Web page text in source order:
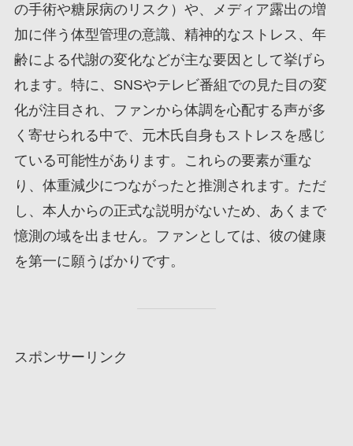
の手術や糖尿病のリスク）や、メディア露出の増
加に伴う体型管理の意識、精神的なストレス、年
齢による代謝の変化などが主な要因として挙げら
れます。特に、SNSやテレビ番組での見た目の変
化が注目され、ファンから体調を心配する声が多
く寄せられる中で、元木氏自身もストレスを感じ
ている可能性があります。これらの要素が重な
り、体重減少につながったと推測されます。ただ
し、本人からの正式な説明がないため、あくまで
憶測の域を出ません。ファンとしては、彼の健康
を第一に願うばかりです。
スポンサーリンク